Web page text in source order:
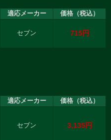
適応メーカー 価格（税込）
セブン 715円
適応メーカー 価格（税込）
セブン 3,135円